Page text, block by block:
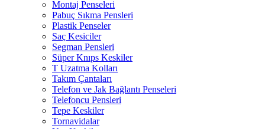
Montaj Penseleri
Pabuç Sıkma Pensleri
Plastik Penseler
Saç Kesiciler
Segman Pensleri
Süper Knıps Keskiler
T Uzatma Kolları
Takım Çantaları
Telefon ve Jak Bağlantı Penseleri
Telefoncu Pensleri
Tepe Keskiler
Tornavidalar